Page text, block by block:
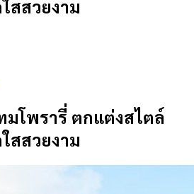
สสวยงาม
โพรารี่ ตกแต่งสไตล์
สสวยงาม